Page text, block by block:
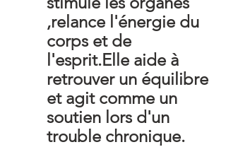
,relance l'énergie du
corps et de
l'esprit.Elle aide à
retrouver un équilibre
et agit comme un
soutien lors d'un
trouble chronique.